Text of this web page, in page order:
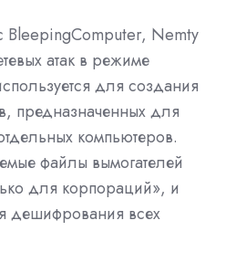
BleepingComputer, Nemty
атак в режиме
для создания
предназначенных для
компьютеров.
файлы вымогателей
для корпораций», и
дешифрования всех